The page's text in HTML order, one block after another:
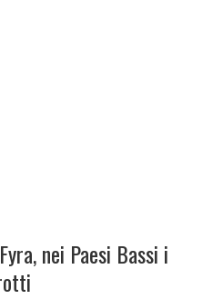
nei Paesi Bassi i